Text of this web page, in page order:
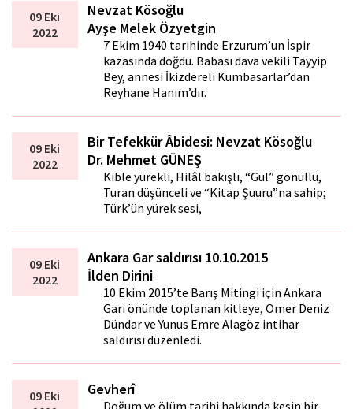
09 Eki
2022
Nevzat Kösoğlu
Ayşe Melek Özyetgin
7 Ekim 1940 tarihinde Erzurum’un İspir
kazasında doğdu. Babası dava vekili Tayyip
Bey, annesi İkizdereli Kumbasarlar’dan
Reyhane Hanım’dır.
09 Eki
2022
Bir Tefekkür Âbidesi: Nevzat Kösoğlu
Dr. Mehmet GÜNEŞ
Kıble yürekli, Hilâl bakışlı, “Gül” gönüllü,
Turan düşünceli ve “Kitap Şuuru”na sahip;
Türk’ün yürek sesi,
09 Eki
2022
Ankara Gar saldırısı 10.10.2015
İlden Dirini
10 Ekim 2015’te Barış Mitingi için Ankara
Garı önünde toplanan kitleye, Ömer Deniz
Dündar ve Yunus Emre Alagöz intihar
saldırısı düzenledi.
09 Eki
Gevherî